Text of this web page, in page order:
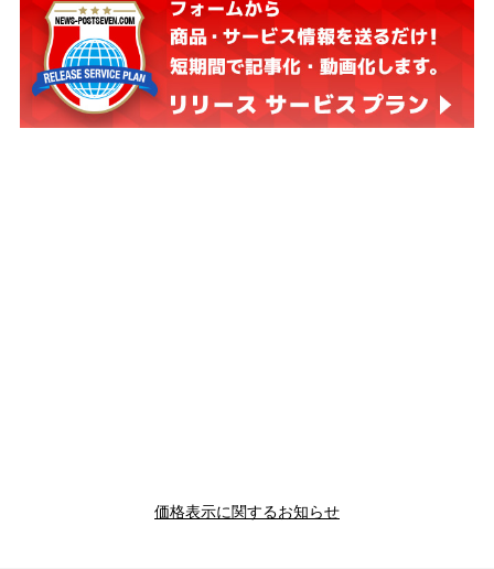
価格表示に関するお知らせ